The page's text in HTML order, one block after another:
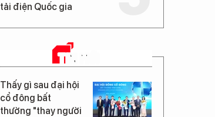
tải điện Quốc gia
TIN MỚI
Thấy gì sau đại hội
cổ đông bất
thường "thay người